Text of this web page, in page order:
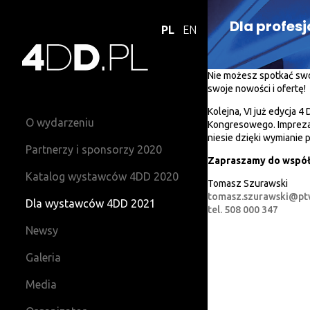
PL EN
O wydarzeniu
Partnerzy i sponsorzy 2020
Katalog wystawców 4DD 2020
Dla wystawców 4DD 2021
Newsy
Galeria
Media
Dla
Nie możesz spotkać
swoje nowości i ofertę!
Kolejna, VI już edycja
Kongresowego.
niesie dzięki wymianie
Zapraszamy do
Tomasz Szurawski
tel. 508 000 347